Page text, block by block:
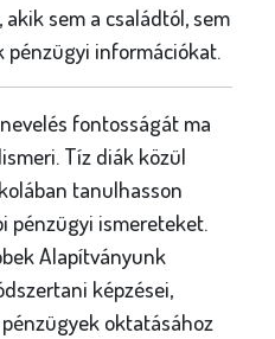
sem a családtól, sem
pénzügyi információkat.
fontosságát ma
Tíz diák közül
tanulhasson
pénzügyi ismereteket.
Alapítványunk
képzései,
oktatásához